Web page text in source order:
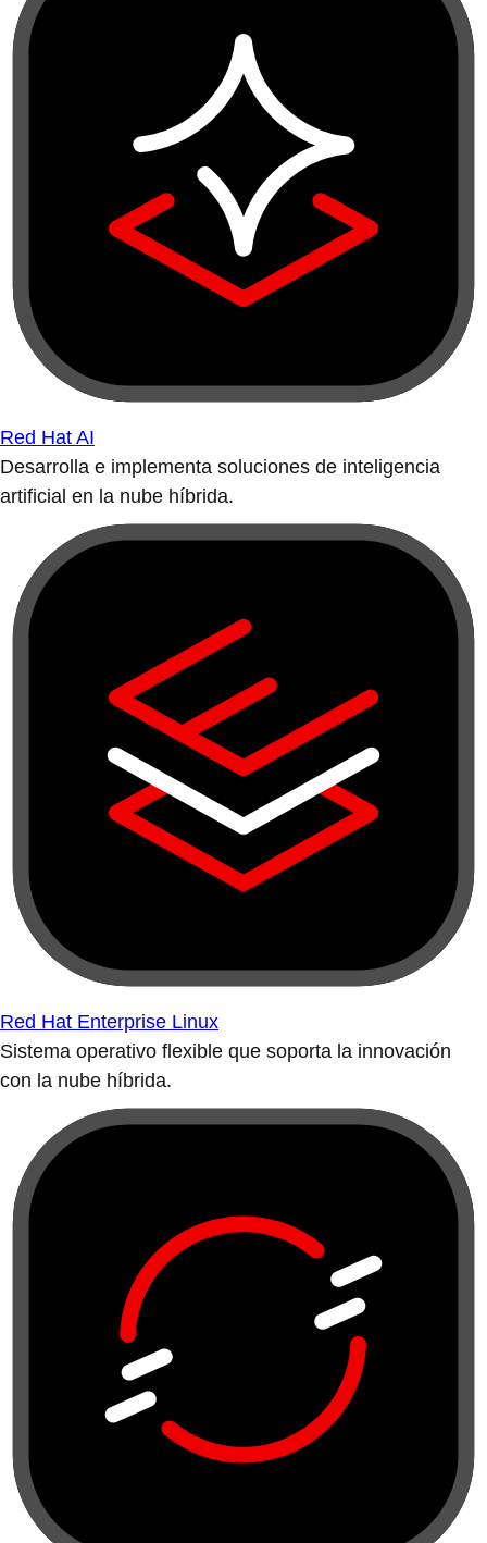
Red Hat AI
Desarrolla e implementa soluciones de inteligencia
artificial en la nube híbrida.
Red Hat Enterprise Linux
Sistema operativo flexible que soporta la innovación
con la nube híbrida.